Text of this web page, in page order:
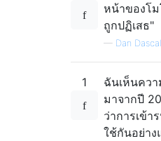
หน้าของโ
ถูกปฏิเสธ"
— Dan
1
ฉันเห็นควา
มาจากปี
ว่าการเข้
ใช้กันอย่าง